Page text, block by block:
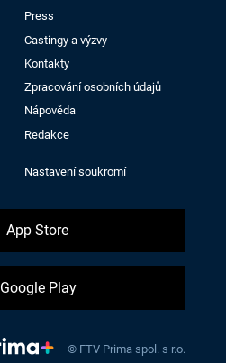
Press
Castingy a výzvy
Kontakty
Zpracování osobních údajů
Nápověda
Redakce
Nastavení soukromí
App Store
Google Play
© FTV Prima spol. s r.o.